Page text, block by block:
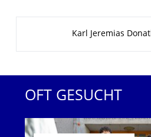
Karl Jeremias
OFT GESUCHT